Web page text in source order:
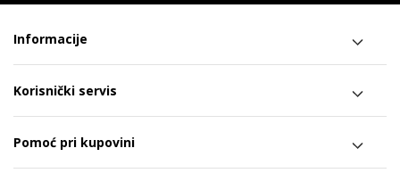
Informacije
Korisnički servis
Pomoć pri kupovini